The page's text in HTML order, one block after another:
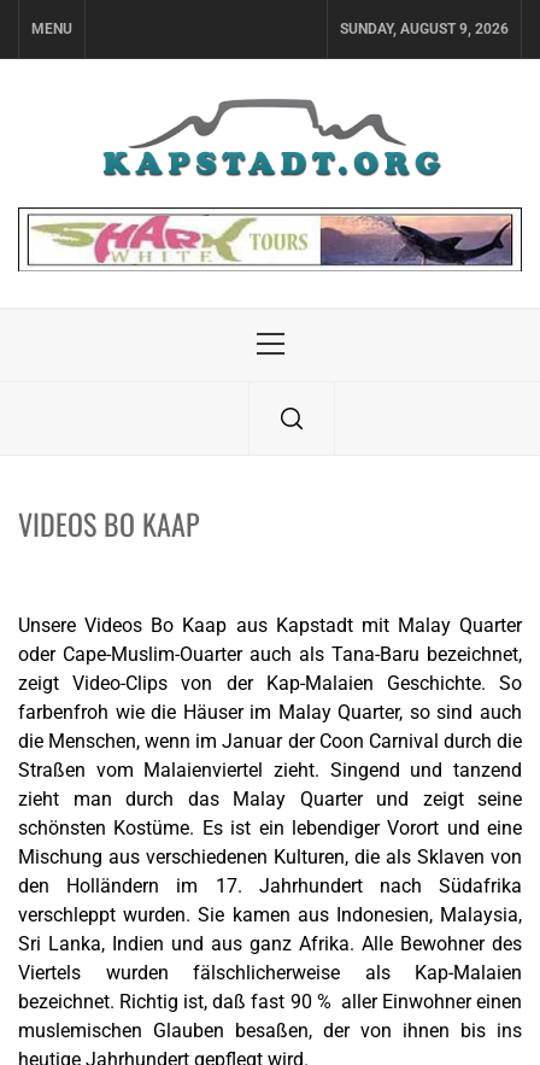
MENU SUNDAY, AUGUST 9, 2026
Menu
VIDEOS BO KAAP
Unsere Videos Bo Kaap aus Kapstadt mit Malay Quarter
oder Cape-Muslim-Ouarter auch als Tana-Baru bezeichnet,
zeigt Video-Clips von der Kap-Malaien Geschichte. So
farbenfroh wie die Häuser im Malay Quarter, so sind auch
die Menschen, wenn im Januar der Coon Carnival durch die
Straßen vom Malaienviertel zieht. Singend und tanzend
zieht man durch das Malay Quarter und zeigt seine
schönsten Kostüme. Es ist ein lebendiger Vorort und eine
Mischung aus verschiedenen Kulturen, die als Sklaven von
den Holländern im 17. Jahrhundert nach Südafrika
verschleppt wurden. Sie kamen aus Indonesien, Malaysia,
Sri Lanka, Indien und aus ganz Afrika. Alle Bewohner des
Viertels wurden fälschlicherweise als Kap-Malaien
bezeichnet. Richtig ist, daß fast 90 % aller Einwohner einen
muslemischen Glauben besaßen, der von ihnen bis ins
heutige Jahrhundert gepflegt wird.